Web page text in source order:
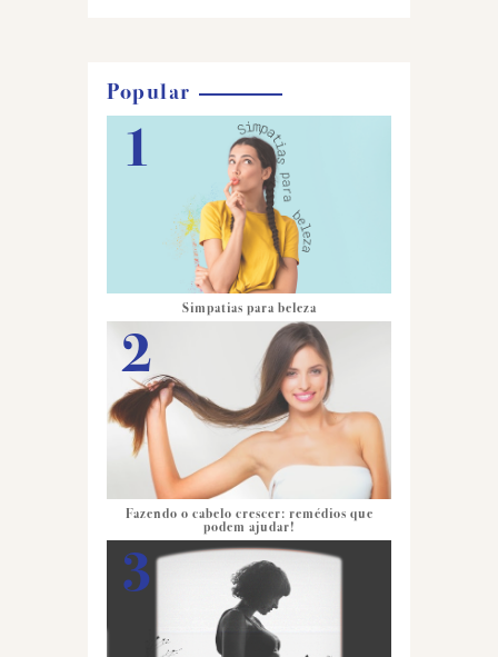
Popular
Simpatias para beleza
Fazendo o cabelo crescer: remédios que
podem ajudar!